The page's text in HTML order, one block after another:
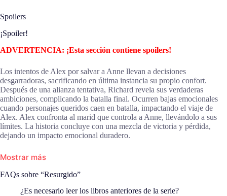
Spoilers
¡Spoiler!
ADVERTENCIA: ¡Esta sección contiene spoilers!
Los intentos de Alex por salvar a Anne llevan a decisiones
desgarradoras, sacrificando en última instancia su propio confort.
Después de una alianza tentativa, Richard revela sus verdaderas
ambiciones, complicando la batalla final. Ocurren bajas emocionales
cuando personajes queridos caen en batalla, impactando el viaje de
Alex. Alex confronta al marid que controla a Anne, llevándolo a sus
límites. La historia concluye con una mezcla de victoria y pérdida,
dejando un impacto emocional duradero.
Mostrar más
FAQs sobre “Resurgido”
¿Es necesario leer los libros anteriores de la serie?